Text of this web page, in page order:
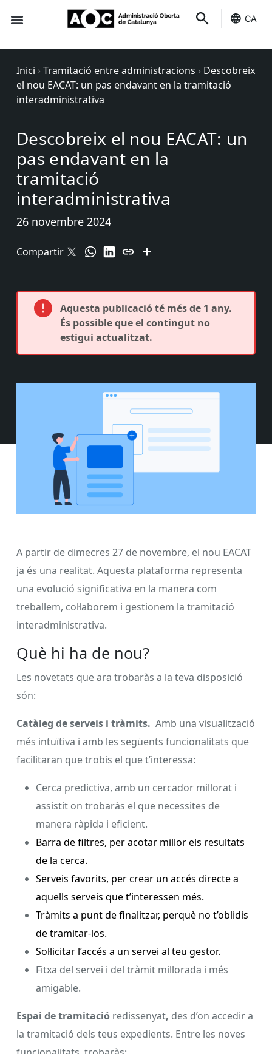
CA
Inici › Tramitació entre administracions › Descobreix
el nou EACAT: un pas endavant en la tramitació
interadministrativa
Descobreix el nou EACAT: un
pas endavant en la
tramitació
interadministrativa
26 novembre 2024
Compartir
Aquesta publicació té més de 1 any.
És possible que el contingut no
estigui actualitzat.
A partir de dimecres 27 de novembre, el nou EACAT
ja és una realitat. Aquesta plataforma representa
una evolució significativa en la manera com
treballem, col·laborem i gestionem la tramitació
interadministrativa.
Què hi ha de nou?
Les novetats que ara trobaràs a la teva disposició
són:
Catàleg de serveis i tràmits. Amb una visualització
més intuïtiva i amb les següents funcionalitats que
facilitaran que trobis el que t’interessa:
Cerca predictiva, amb un cercador millorat i
assistit on trobaràs el que necessites de
manera ràpida i eficient.
Barra de filtres, per acotar millor els resultats
de la cerca.
Serveis favorits, per crear un accés directe a
aquells serveis que t’interessen més.
Tràmits a punt de finalitzar, perquè no t’oblidis
de tramitar-los.
Sol·licitar l’accés a un servei al teu gestor.
Fitxa del servei i del tràmit millorada i més
amigable.
Espai de tramitació redissenyat, des d’on accedir a
la tramitació dels teus expedients. Entre les noves